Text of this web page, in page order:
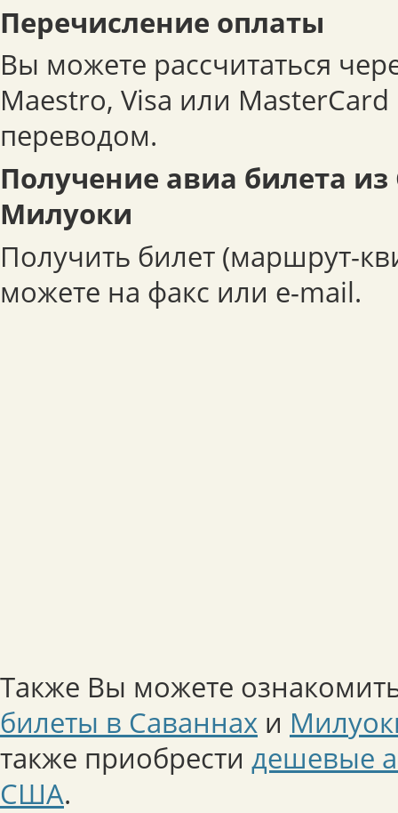
Перечисление оплаты
Вы можете рассчитаться
Maestro, Visa или
переводом.
Получение авиа билета
Милуоки
Получить билет (маршрут-
можете на факс или e-mail.
Также Вы можете
билеты в Саваннах и
также приобрести дешевые
США.